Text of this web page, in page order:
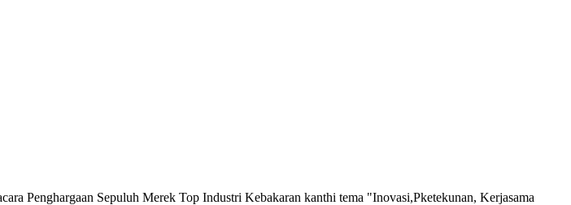
Penghargaan Sepuluh Merek Top Industri Kebakaran kanthi tema "Inovasi,Pketekunan, Kerjasama